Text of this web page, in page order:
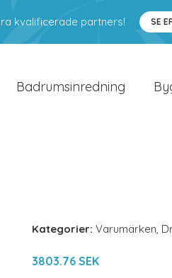
kvalificerade partners! SE
Badrumsinredning
Kategorier: Varumärken,
3803.76 SEK